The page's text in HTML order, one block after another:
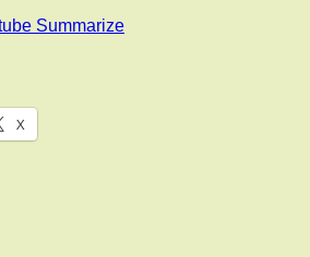
Summarize
X